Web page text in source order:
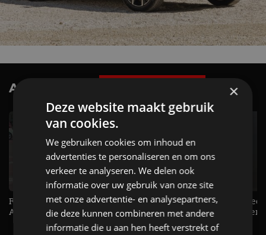
AutoRAI.nl TV
Raad jij onze nieuwe duurtester? -
AutoRAI TV
De Renault Twingo heeft een
opvallende snelheidsmeter! -
AutoRAI TV
×
Deze website maakt gebruik
van cookies.
We gebruiken cookies om inhoud en
advertenties te personaliseren en om ons
verkeer te analyseren. We delen ook
informatie over uw gebruik van onze site
met onze advertentie- en analysepartners,
die deze kunnen combineren met andere
informatie die u aan hen heeft verstrekt of